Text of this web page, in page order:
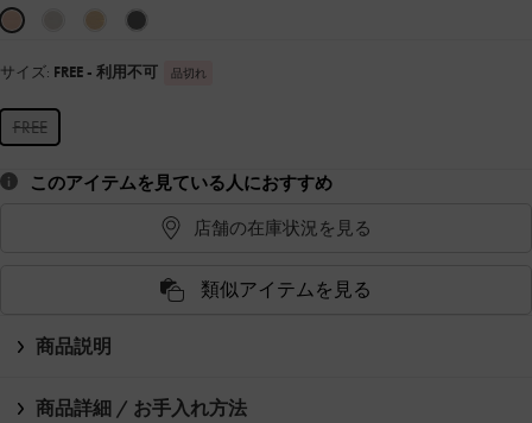
サイズ: FREE - 利用不可 品切れ
FREE
このアイテムを見ている人におすすめ
店舗の在庫状況を見る
類似アイテムを見る
商品説明
商品詳細 / お手入れ方法